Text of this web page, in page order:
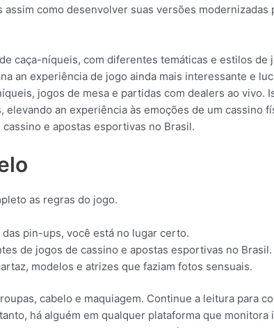
como desenvolver suas versões modernizadas
caça-níqueis, com diferentes temáticas e estilos de
an experiência de jogo ainda mais interessante e
jogos de mesa e partidas com dealers ao vivo.
an experiência às emoções de um cassino
e apostas esportivas no Brasil.
as regras do jogo.
pin-ups, você está no lugar certo.
de jogos de cassino e apostas esportivas no Brasil.
modelos e atrizes que faziam fotos sensuais.
cabelo e maquiagem. Continue a leitura para
há alguém em qualquer plataforma que monitora